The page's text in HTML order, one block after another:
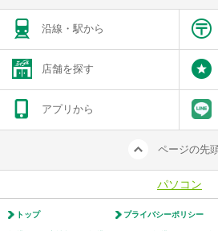
沿線・駅から
店舗を探す
アプリから
ページの先
パソコン
トップ プライバシーポリシー